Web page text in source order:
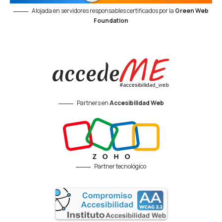
Alojada en servidores responsables certificados por la Green Web
Foundation
Partners enAccesibilidad Web
Partner tecnológico